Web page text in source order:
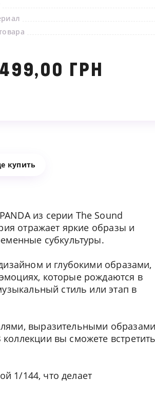
ГРН
купить
из серии The Sound
отражает яркие образы и
субкультуры.
и глубокими образами,
которые рождаются в
стиль или этап в
выразительными
вы сможете встретить
1/144, что делает